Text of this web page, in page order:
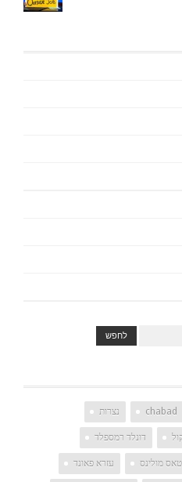
chabad נצרות
דונלד רמספלד
מולינס עזרא פאונד